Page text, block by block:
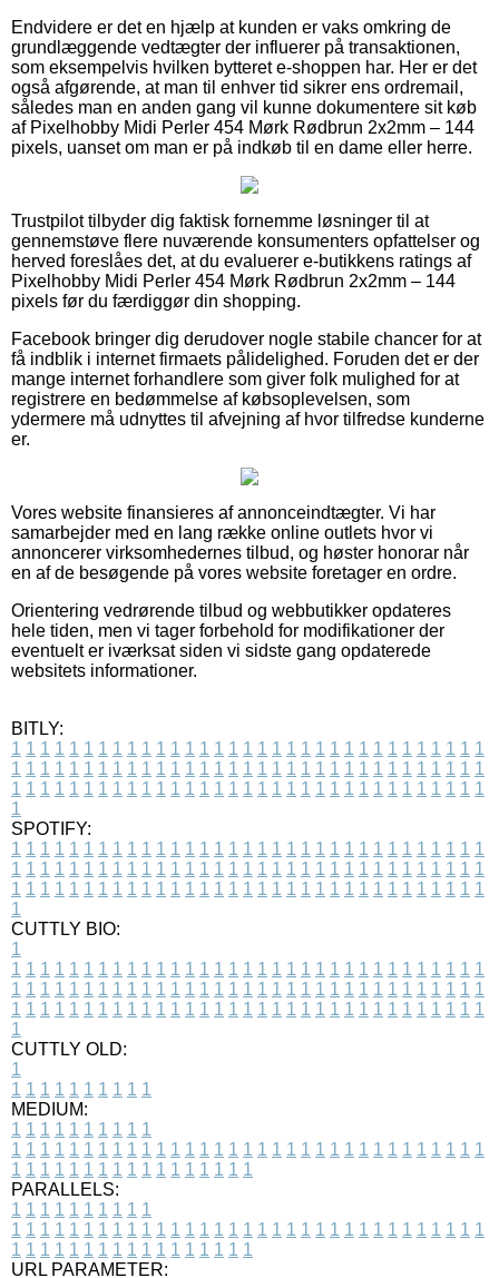
Endvidere er det en hjælp at kunden er vaks omkring de
grundlæggende vedtægter der influerer på transaktionen,
som eksempelvis hvilken bytteret e-shoppen har. Her er det
også afgørende, at man til enhver tid sikrer ens ordremail,
således man en anden gang vil kunne dokumentere sit køb
af Pixelhobby Midi Perler 454 Mørk Rødbrun 2x2mm – 144
pixels, uanset om man er på indkøb til en dame eller herre.
Trustpilot tilbyder dig faktisk fornemme løsninger til at
gennemstøve flere nuværende konsumenters opfattelser og
herved foreslåes det, at du evaluerer e-butikkens ratings af
Pixelhobby Midi Perler 454 Mørk Rødbrun 2x2mm – 144
pixels før du færdiggør din shopping.
Facebook bringer dig derudover nogle stabile chancer for at
få indblik i internet firmaets pålidelighed. Foruden det er der
mange internet forhandlere som giver folk mulighed for at
registrere en bedømmelse af købsoplevelsen, som
ydermere må udnyttes til afvejning af hvor tilfredse kunderne
er.
Vores website finansieres af annonceindtægter. Vi har
samarbejder med en lang række online outlets hvor vi
annoncerer virksomhedernes tilbud, og høster honorar når
en af de besøgende på vores website foretager en ordre.
Orientering vedrørende tilbud og webbutikker opdateres
hele tiden, men vi tager forbehold for modifikationer der
eventuelt er iværksat siden vi sidste gang opdaterede
websitets informationer.
BITLY:
1 1 1 1 1 1 1 1 1 1 1 1 1 1 1 1 1 1 1 1 1 1 1 1 1 1 1 1 1 1 1 1 1
1 1 1 1 1 1 1 1 1 1 1 1 1 1 1 1 1 1 1 1 1 1 1 1 1 1 1 1 1 1 1 1 1
1 1 1 1 1 1 1 1 1 1 1 1 1 1 1 1 1 1 1 1 1 1 1 1 1 1 1 1 1 1 1 1 1
1
SPOTIFY:
1 1 1 1 1 1 1 1 1 1 1 1 1 1 1 1 1 1 1 1 1 1 1 1 1 1 1 1 1 1 1 1 1
1 1 1 1 1 1 1 1 1 1 1 1 1 1 1 1 1 1 1 1 1 1 1 1 1 1 1 1 1 1 1 1 1
1 1 1 1 1 1 1 1 1 1 1 1 1 1 1 1 1 1 1 1 1 1 1 1 1 1 1 1 1 1 1 1 1
1
CUTTLY BIO:
1
1 1 1 1 1 1 1 1 1 1 1 1 1 1 1 1 1 1 1 1 1 1 1 1 1 1 1 1 1 1 1 1 1
1 1 1 1 1 1 1 1 1 1 1 1 1 1 1 1 1 1 1 1 1 1 1 1 1 1 1 1 1 1 1 1 1
1 1 1 1 1 1 1 1 1 1 1 1 1 1 1 1 1 1 1 1 1 1 1 1 1 1 1 1 1 1 1 1 1
1
CUTTLY OLD:
1
1 1 1 1 1 1 1 1 1 1
MEDIUM:
1 1 1 1 1 1 1 1 1 1
1 1 1 1 1 1 1 1 1 1 1 1 1 1 1 1 1 1 1 1 1 1 1 1 1 1 1 1 1 1 1 1 1
1 1 1 1 1 1 1 1 1 1 1 1 1 1 1 1 1
PARALLELS:
1 1 1 1 1 1 1 1 1 1
1 1 1 1 1 1 1 1 1 1 1 1 1 1 1 1 1 1 1 1 1 1 1 1 1 1 1 1 1 1 1 1 1
1 1 1 1 1 1 1 1 1 1 1 1 1 1 1 1 1
URL PARAMETER: